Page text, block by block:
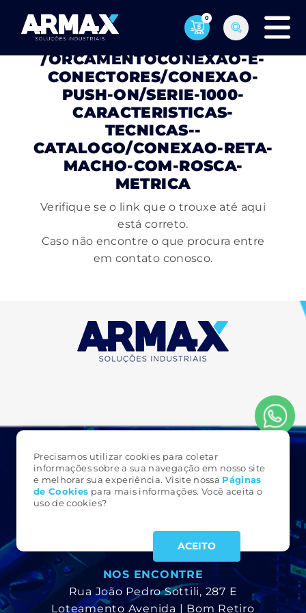
Precisamos utilizar cookies para coletar
informações sobre a sua navegação em nosso site
e melhorar sua experiência. Visite nossa Páginas
de Cookies para mais informações. Você aceita o
uso de cookies?
ACEITO
0
PÁGINA NÃO ENCONTRADA
/ORCAMENTOCONEXAO-E-
CONECTORES/CONEXAO-
PUSH-ON/SERIE-1000-
CARACTERISTICAS-
TECNICAS--
CATALOGO/CONEXAO-RETA-
MACHO-COM-ROSCA-
METRICA
Verifique se o link que o trouxe até aqui
está correto.
Caso não encontre o que procura entre
em contato conosco.
NOS ENCONTRE
Rua João Pedro Sottili, 287 E
Loteamento Avenida | Bom Retiro
FALE CONOSCO
(49)3323 6161